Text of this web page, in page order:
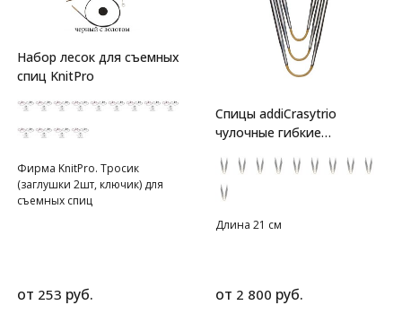
Набор лесок для съемных
спиц KnitPro
Фирма KnitPro. Тросик
(заглушки 2шт, ключик) для
съемных спиц
от 253 руб.
Спицы addiCrasytrio
чулочные гибкие
Длина 21 см
от 2 800 руб.